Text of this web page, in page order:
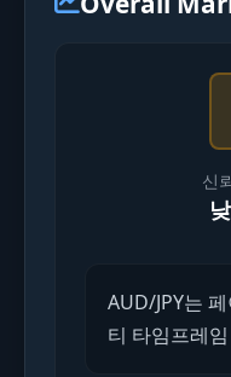
신
AUD/JPY는
티 타임프레